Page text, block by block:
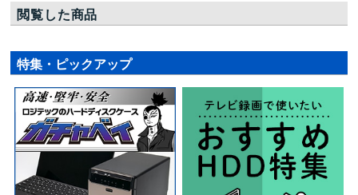
閲覧した商品
特集・ピックアップ